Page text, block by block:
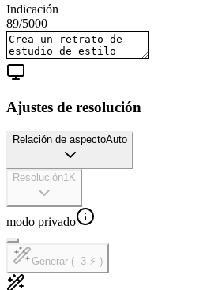
Indicación
89/5000
Ajustes de resolución
Relación de aspectoAuto
Resolución1K
modo privado
Generar ( -3 ⚡ )